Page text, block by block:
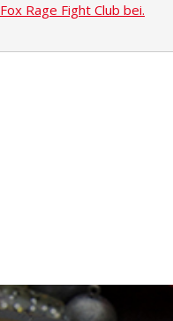
Fox Rage Fight Club bei.